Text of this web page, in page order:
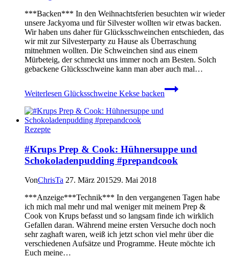
***Backen*** In den Weihnachtsferien besuchten wir wieder
unsere Jackyoma und für Silvester wollten wir etwas backen.
Wir haben uns daher für Glücksschweinchen entschieden, das
wir mit zur Silvesterparty zu Hause als Überraschung
mitnehmen wollten. Die Schweinchen sind aus einem
Mürbeteig, der schmeckt uns immer noch am Besten. Solch
gebackene Glücksschweine kann man aber auch mal…
Weiterlesen Glücksschweine Kekse backen
Rezepte
#Krups Prep & Cook: Hühnersuppe und
Schokoladenpudding #prepandcook
VonChrisTa 27. März 201529. Mai 2018
***Anzeige***Technik*** In den vergangenen Tagen habe
ich mich mal mehr und mal weniger mit meinem Prep &
Cook von Krups befasst und so langsam finde ich wirklich
Gefallen daran. Während meine ersten Versuche doch noch
sehr zaghaft waren, weiß ich jetzt schon viel mehr über die
verschiedenen Aufsätze und Programme. Heute möchte ich
Euch meine…